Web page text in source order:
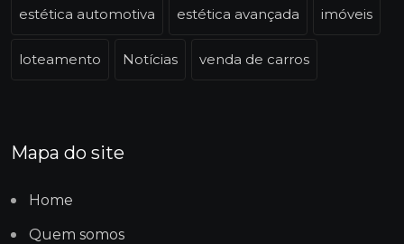
estética automotiva estética avançada imóveis
loteamento Notícias venda de carros
Mapa do site
Home
Quem somos